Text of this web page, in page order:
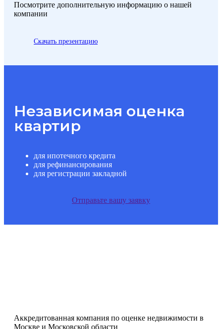
Посмотрите дополнительную информацию о нашей
компании
Скачать презентацию
Независимая оценка
квартир
для ипотечного кредита
для рефинансирования
для регистрации закладной
Отправьте вашу заявку
Аккредитованная компания по оценке недвижимости в
Москве и Московской области